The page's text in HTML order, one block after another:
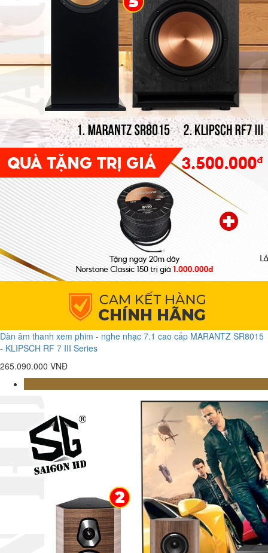
Dàn âm thanh xem phim - nghe nhạc 7.1 cao cấp MARANTZ SR8015
- KLIPSCH RF 7 III Series
265.090.000 VNĐ